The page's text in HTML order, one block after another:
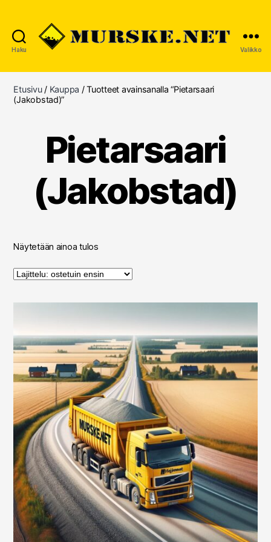
Haku Valikko
Etusivu/ Kauppa / Tuotteet avainsanalla “Pietarsaari
(Jakobstad)”
Pietarsaari
(Jakobstad)
Näytetään ainoa tulos